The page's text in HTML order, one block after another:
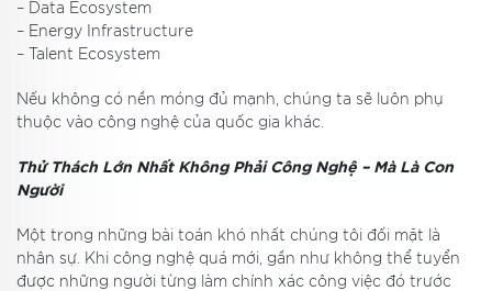
– Data Ecosystem
– Energy Infrastructure
– Talent Ecosystem
Nếu không có nền móng đủ mạnh, chúng ta sẽ luôn phụ
thuộc vào công nghệ của quốc gia khác.
Thử Thách Lớn Nhất Không Phải Công Nghệ – Mà Là Con
Người
Một trong những bài toán khó nhất chúng tôi đối mặt là
nhân sự. Khi công nghệ quá mới, gần như không thể tuyển
được những người từng làm chính xác công việc đó trước